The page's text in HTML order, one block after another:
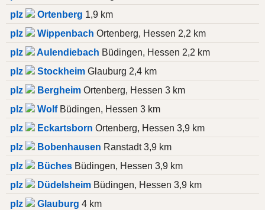
plz
Ortenberg 1,9 km
plz
Wippenbach Ortenberg, Hessen 2,2 km
plz
Aulendiebach Büdingen, Hessen 2,2 km
plz
Stockheim Glauburg 2,4 km
plz
Bergheim Ortenberg, Hessen 3 km
plz
WolfBüdingen, Hessen 3 km
plz
Eckartsborn Ortenberg, Hessen 3,9 km
plz
Bobenhausen Ranstadt 3,9 km
plz
Büches Büdingen, Hessen 3,9 km
plz
Düdelsheim Büdingen, Hessen 3,9 km
plz
Glauburg 4 km